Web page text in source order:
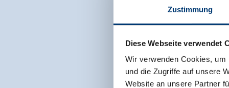
Zustimmung
Diese Webseite verwendet
Wir verwenden Cookies,
und die Zugriffe auf unsere
Website an unsere Partner